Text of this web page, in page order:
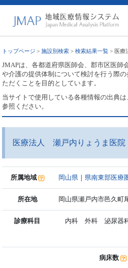
トップページ >施設別検索 >検索結果一覧 > 医療
JMAPは、各都道府県医師会、郡市区医師
や介護の提供体制について検討を行う際
ただくことを目的としています。
当サイトで使用している各種情報の出典は
参照ください。
医療法人 瀬戸内りょうま医院
所属地域 岡山県 ｜ 県南東部医療
所在地 岡山県瀬戸内市邑久町
診療科目 内科 外科 泌尿器
病床数